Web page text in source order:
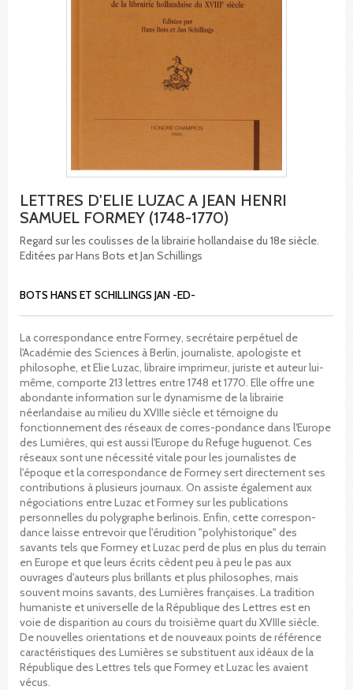
LETTRES D'ELIE LUZAC A JEAN HENRI
SAMUEL FORMEY (1748-1770)
Regard sur les coulisses de la librairie hollandaise du 18e siècle.
Editées par Hans Bots et Jan Schillings
BOTS HANS ET SCHILLINGS JAN -ED-
La correspondance entre Formey, secrétaire perpétuel de
l'Académie des Sciences à Berlin, journaliste, apologiste et
philosophe, et Elie Luzac, libraire imprimeur, juriste et auteur lui-
même, comporte 213 lettres entre 1748 et 1770. Elle offre une
abondante information sur le dynamisme de la librairie
néerlandaise au milieu du XVIIIe siècle et témoigne du
fonctionnement des réseaux de corres-pondance dans l'Europe
des Lumières, qui est aussi l'Europe du Refuge huguenot. Ces
réseaux sont une nécessité vitale pour les journalistes de
l'époque et la correspondance de Formey sert directement ses
contributions à plusieurs journaux. On assiste également aux
négociations entre Luzac et Formey sur les publications
personnelles du polygraphe berlinois. Enfin, cette correspon-
dance laisse entrevoir que l'érudition "polyhistorique" des
savants tels que Formey et Luzac perd de plus en plus du terrain
en Europe et que leurs écrits cèdent peu à peu le pas aux
ouvrages d'auteurs plus brillants et plus philosophes, mais
souvent moins savants, des Lumières françaises. La tradition
humaniste et universelle de la République des Lettres est en
voie de disparition au cours du troisième quart du XVIIIe siècle.
De nouvelles orientations et de nouveaux points de référence
caractéristiques des Lumières se substituent aux idéaux de la
République des Lettres tels que Formey et Luzac les avaient
vécus.